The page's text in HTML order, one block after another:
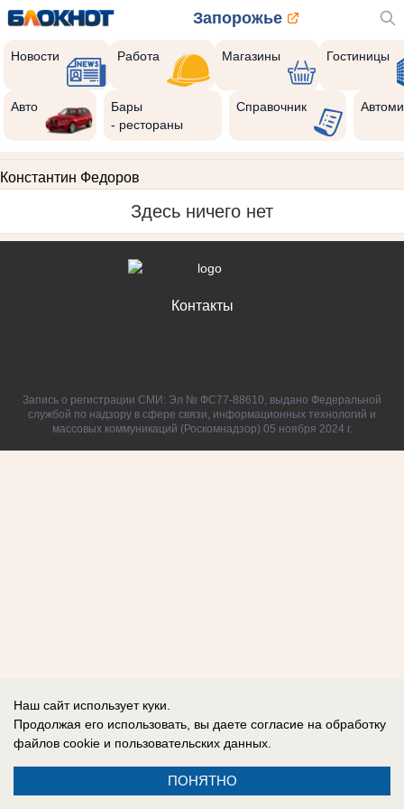
Запорожье
Новости Работа Магазины Гостиницы
Авто
Бары
- рестораны
Справочник
Константин Федоров
Здесь ничего нет
Контакты
Запись о регистрации СМИ: Эл № ФС77-88610, выдано Федеральной
службой по надзору в сфере связи, информационных технологий и
массовых коммуникаций (Роскомнадзор) 05 ноября 2024 г.
Наш сайт использует куки.
Продолжая его использовать, вы даете согласие на обработку
файлов cookie и пользовательских данных.
ПОНЯТНО